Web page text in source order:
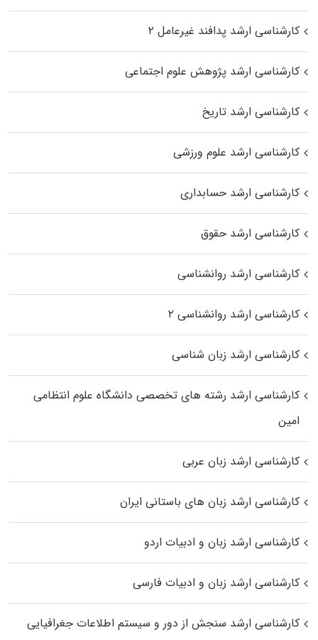
کارشناسی ارشد پدافند غیرعامل ۲
کارشناسی ارشد پژوهش علوم اجتماعی
کارشناسی ارشد تاریخ
کارشناسی ارشد علوم ورزشی
کارشناسی ارشد حسابداری
کارشناسی ارشد حقوق
کارشناسی ارشد روانشناسی
کارشناسی ارشد روانشناسی ۲
کارشناسی ارشد زبان شناسی
کارشناسی ارشد رﺷﺘﻪ ﻫﺎی تخصصی داﻧﺸﮕﺎه ﻋﻠﻮم انتظامی
اﻣﻴﻦ
کارشناسی ارشد زبان عربی
کارشناسی ارشد زبان‌ های باستانی ایران
کارشناسی ارشد زبان و ادبیات اردو
کارشناسی ارشد زبان و ادبیات فارسی
کارشناسی ارشد سنجش از دور و سیستم اطلاعات جغرافیایی